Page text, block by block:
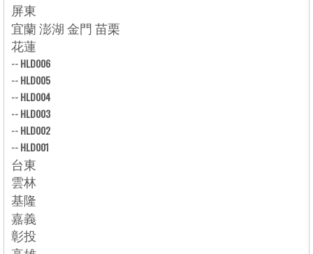
屏東
宜蘭 澎湖 金門 苗栗
花蓮
--HLD006
--HLD005
--HLD004
--HLD003
--HLD002
--HLD001
台東
雲林
基隆
嘉義
彰投